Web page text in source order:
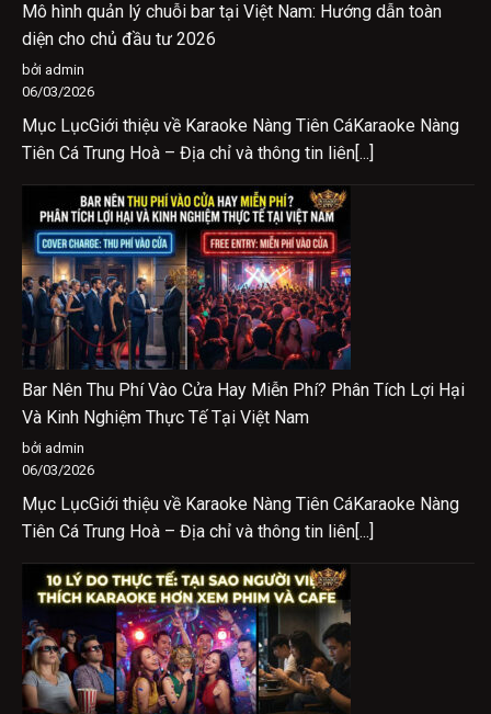
Mô hình quản lý chuỗi bar tại Việt Nam: Hướng dẫn toàn
diện cho chủ đầu tư 2026
bởi admin
06/03/2026
Mục LụcGiới thiệu về Karaoke Nàng Tiên CáKaraoke Nàng
Tiên Cá Trung Hoà – Địa chỉ và thông tin liên[...]
Bar Nên Thu Phí Vào Cửa Hay Miễn Phí? Phân Tích Lợi Hại
Và Kinh Nghiệm Thực Tế Tại Việt Nam
bởi admin
06/03/2026
Mục LụcGiới thiệu về Karaoke Nàng Tiên CáKaraoke Nàng
Tiên Cá Trung Hoà – Địa chỉ và thông tin liên[...]